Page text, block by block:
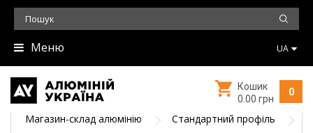
Меню UA
0
Кошик
0.00 грн
Магазин-склад алюмінію
Стандартний профіль